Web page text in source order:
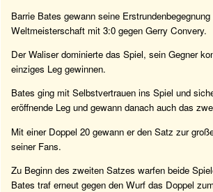
Barrie Bates gewann seine Erstrundenbegegnung
Weltmeisterschaft mit 3:0 gegen Gerry Convery.
Der Waliser dominierte das Spiel, sein Gegner
einziges Leg gewinnen.
Bates ging mit Selbstvertrauen ins Spiel und
eröffnende Leg und gewann danach auch das
Mit einer Doppel 20 gewann er den Satz zur
seiner Fans.
Zu Beginn des zweiten Satzes warfen beide
Bates traf erneut gegen den Wurf das Doppel